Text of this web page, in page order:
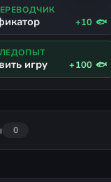
+10 🐟
игру +100 🐟
0